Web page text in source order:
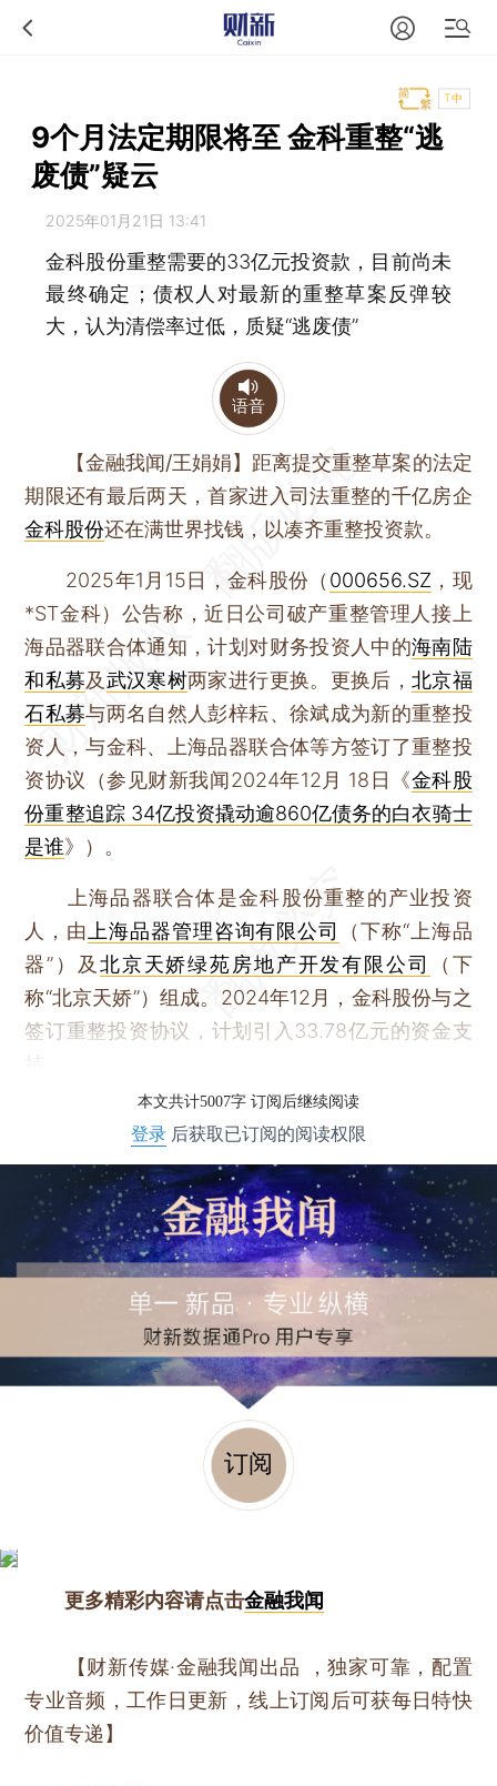
T中
9个月法定期限将至 金科重整“逃
废债”疑云
2025年01月21日 13:41
金科股份重整需要的33亿元投资款，目前尚未
最终确定；债权人对最新的重整草案反弹较
大，认为清偿率过低，质疑“逃废债”
语音
【金融我闻/王娟娟】 距离提交重整草案的法定
期限还有最后两天，首家进入司法重整的千亿房企
金科股份还在满世界找钱，以凑齐重整投资款。
2025年1月15日，金科股份（ 000656.SZ ，现
*ST金科）公告称，近日公司破产重整管理人接上
海品器联合体通知，计划对财务投资人中的海南陆
和私募及武汉寒树两家进行更换。更换后， 北京福
石私募与两名自然人彭梓耘、徐斌成为新的重整投
资人，与金科、上海品器联合体等方签订了重整投
资协议（参见财新我闻2024年12月 18日《金科股
份重整追踪 34亿投资撬动逾860亿债务的白衣骑士
是谁》）。
上海品器联合体是金科股份重整的产业投资
人，由 上海品器管理咨询有限公司
（下称“上海品
器”）及 北京天娇绿苑房地产开发有限公司
（下
称“北京天娇”）组成。2024年12月，金科股份与之
签订重整投资协议，计划引入33.78亿元的资金支
本文共计5007字 订阅后继续阅读
登录 后获取已订阅的阅读权限
订阅
更多精彩内容请点击金融我闻
【财新传媒·金融我闻出品 ，独家可靠，配置
专业音频，工作日更新，线上订阅后可获每日特快
价值专递】